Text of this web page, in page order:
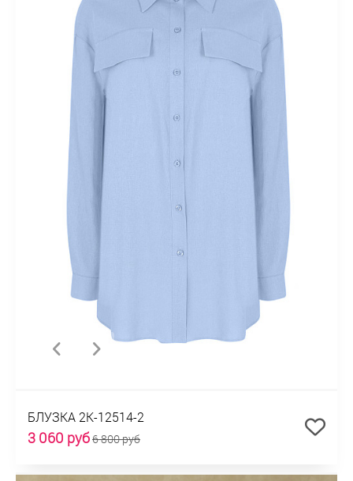
БЛУЗКА 2К-12514-2
3 060 руб6 800 руб